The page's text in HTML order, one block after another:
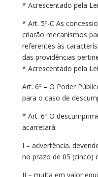
* Acrescentado pela
* Art. 5º-C As
criarão mecanismos
referentes às
das providências
* Acrescentado pela
Art. 6º – O Poder
para o caso de
* Art. 6º O
acarretará:
I – advertência.
no prazo de 05 (cinco)
II – muIta em valor